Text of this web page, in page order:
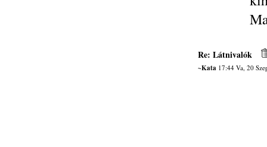
Re: Látnivalók
~Kata17:44 Va, 20